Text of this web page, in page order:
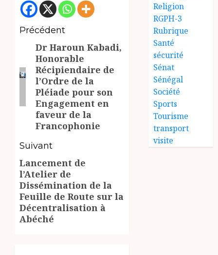
Navigation
d’article
Précédent
Article
précédent:
Dr Haroun Kabadi,
Honorable
Récipiendaire de
l’Ordre de la
Pléiade pour son
Engagement en
faveur de la
Francophonie
Suivant
Article
suivant:
Lancement de
l’Atelier de
Dissémination de la
Feuille de Route sur la
Décentralisation à
Abéché
Religion
RGPH-3
Rubrique
Santé
sécurité
Sénat
Sénégal
Société
Sports
Tourisme
transport
visite